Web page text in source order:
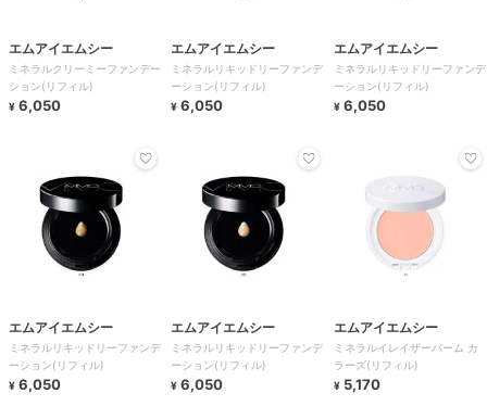
エムアイエムシー
ミネラルクリーミーファンデー
ション(リフィル)
¥ 6,050
エムアイエムシー
ミネラルリキッドリーファンデ
ーション(リフィル)
¥ 6,050
エムアイエムシー
ミネラルリキッドリーファンデ
ーション(リフィル)
¥ 6,050
エムアイエムシー
ミネラルリキッドリーファンデ
ーション(リフィル)
¥ 6,050
エムアイエムシー
ミネラルリキッドリーファンデ
ーション(リフィル)
¥ 6,050
エムアイエムシー
ミネラルイレイザーバーム カ
ラーズ(リフィル)
¥ 5,170